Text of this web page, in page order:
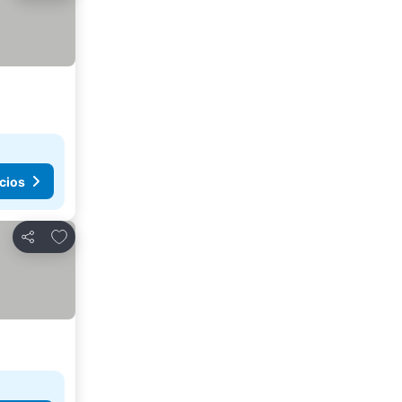
Compartir
Añadir a favoritos